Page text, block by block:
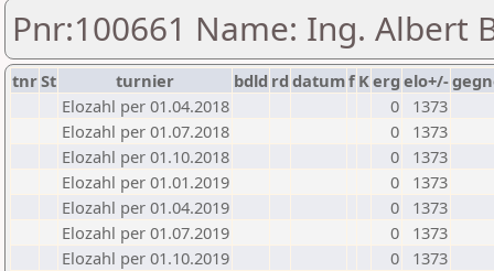
Pnr:100661 Name: Ing. Albert
tnrSt turnier bdld rd datumf Kerg elo+/-
Elozahl per 01.04.2018
0
1373
Elozahl per 01.07.2018
0
1373
Elozahl per 01.10.2018
0
1373
Elozahl per 01.01.2019
0
1373
Elozahl per 01.04.2019
0
1373
Elozahl per 01.07.2019
0
1373
Elozahl per 01.10.2019
0
1373